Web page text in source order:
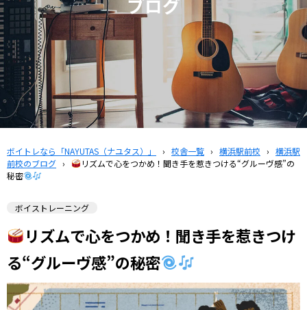
ボイトレなら「NAYUTAS（ナユタス）」 › 校舎一覧 › 横浜駅前校 › 横浜駅
前校のブログ ›
リズムで心をつかめ！聞き手を惹きつける“グルーヴ感”の
秘密
ボイストレーニング
リズムで心をつかめ！聞き手を惹きつけ
る“グルーヴ感”の秘密